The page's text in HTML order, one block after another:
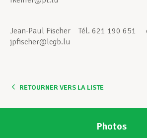
Jean-Paul Fischer Tél. 621 190 651
jpfischer@lcgb.lu
RETOURNER VERS LA LISTE
Photos